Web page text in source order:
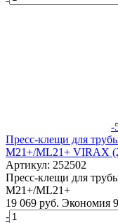
-
Пресс-клещи для
M21+/ML21+ VIRAX
Артикул: 252502
Пресс-клещи для
M21+/ML21+
19 069 руб. Экономия
-